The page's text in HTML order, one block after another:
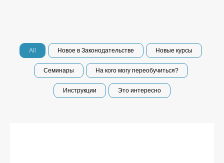
All Новое в Законодательстве Новые курсы
Семинары На кого могу переобучиться?
Инструкции Это интересно